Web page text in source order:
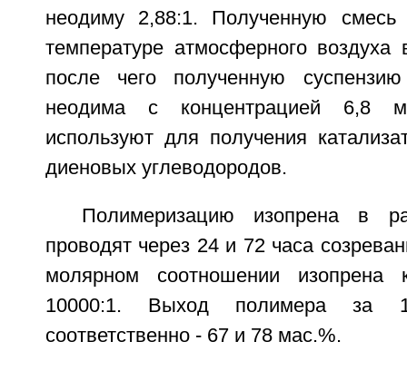
неодиму 2,88:1. Полученную
температуре атмосферного воздуха
после чего полученную
неодима с концентрацией 6,8
используют для получения
диеновых углеводородов.
Полимеризацию изопрена в
проводят через 24 и 72 часа
молярном соотношении изопрена
10000:1. Выход полимера за
соответственно - 67 и 78 мас.%.